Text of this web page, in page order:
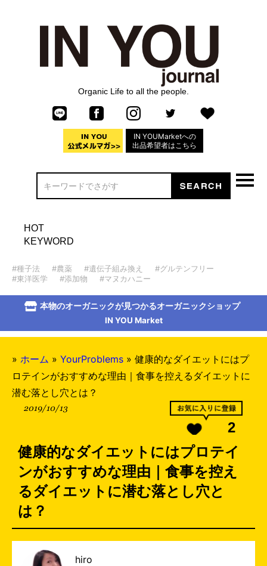
Organic Life to all the people.
IN YOUMarketへの
出品希望者はこちら
HOT
KEYWORD
#種子法 #農薬 #遺伝子組み換え
#グルテンフリー
#東洋医学
#添加物 #マヌカハニー
本物のオーガニックが見つかるオーガニックショップ
IN YOU Market
» ホーム » YourProblems » 健康的なダイエットにはプ
ロテインがおすすめな理由｜食事を控えるダイエットに
潜む落とし穴とは？
2019/10/13
2
健康的なダイエットにはプロテイ
ンがおすすめな理由｜食事を控え
るダイエットに潜む落とし穴と
は？
hiro